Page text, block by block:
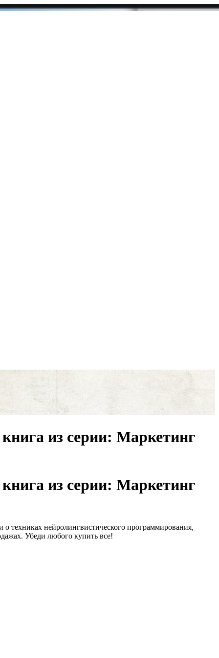
из серии: Маркетинг
из серии: Маркетинг
техниках нейролингвистического программирования,
Убеди любого купить все!